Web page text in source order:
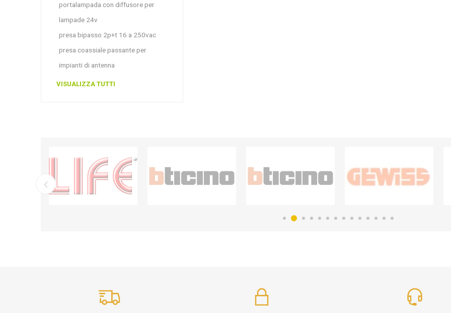
portalampada con diffusore per
lampade 24v
presa bipasso 2p+t 16 a 250vac
presa coassiale passante per
impianti di antenna
VISUALIZZA TUTTI